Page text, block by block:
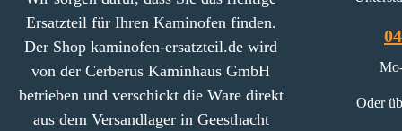
unserem Shop
Ersatzteil für Ihren Kaminofen finden.
Der Shop kaminofen-ersatzteil.de wird
von der Cerberus Kaminhaus GmbH
betrieben und verschickt die Ware direkt
aus dem Versandlager in Geesthacht
Oder